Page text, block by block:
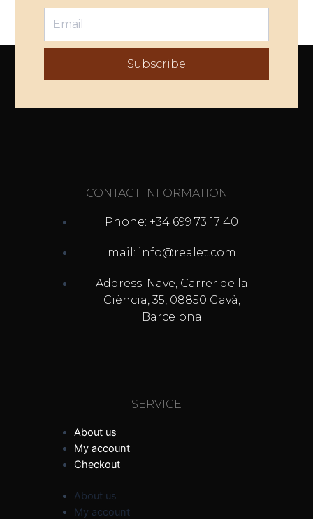
Subscribe
CONTACT INFORMATION
Phone: +34 699 73 17 40
mail: info@realet.com
Address: Nave, Carrer de la
Ciència, 35, 08850 Gavà,
Barcelona
SERVICE
About us
My account
Checkout
About us
My account